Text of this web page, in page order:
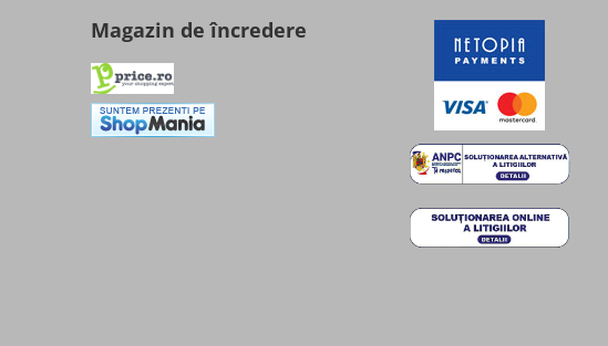
Magazin de încredere